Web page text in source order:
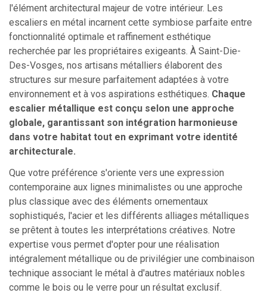
l'élément architectural majeur de votre intérieur. Les
escaliers en métal incarnent cette symbiose parfaite entre
fonctionnalité optimale et raffinement esthétique
recherchée par les propriétaires exigeants. À Saint-Die-
Des-Vosges, nos artisans métalliers élaborent des
structures sur mesure parfaitement adaptées à votre
environnement et à vos aspirations esthétiques. Chaque
escalier métallique est conçu selon une approche
globale, garantissant son intégration harmonieuse
dans votre habitat tout en exprimant votre identité
architecturale.
Que votre préférence s'oriente vers une expression
contemporaine aux lignes minimalistes ou une approche
plus classique avec des éléments ornementaux
sophistiqués, l'acier et les différents alliages métalliques
se prêtent à toutes les interprétations créatives. Notre
expertise vous permet d'opter pour une réalisation
intégralement métallique ou de privilégier une combinaison
technique associant le métal à d'autres matériaux nobles
comme le bois ou le verre pour un résultat exclusif.